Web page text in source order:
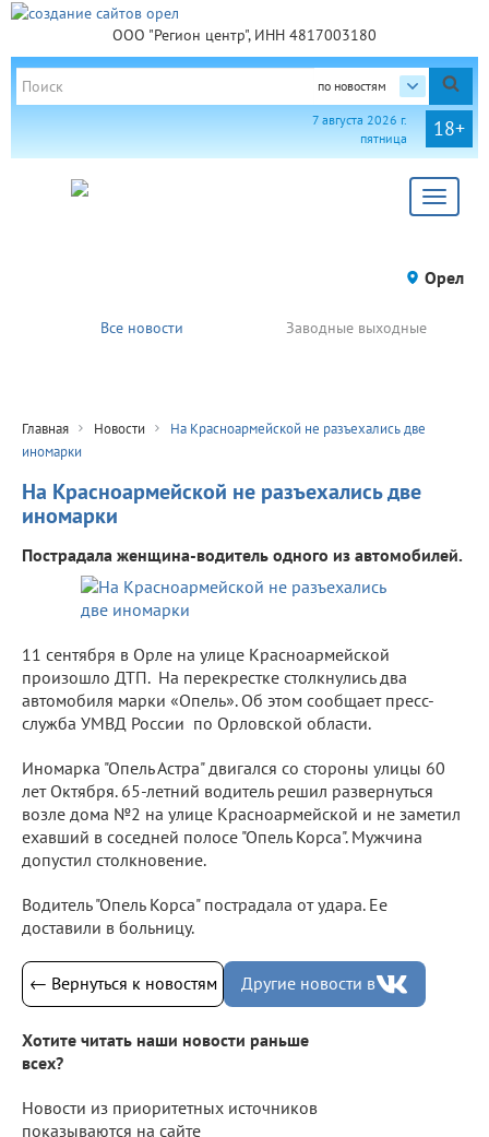
ООО "Регион центр", ИНН 4817003180
по новостям
18+
7 августа 2026 г.
пятница
Toggle
Орел
Все новости Заводные выходные
Главная Новости
На Красноармейской не разъехались две
иномарки
На Красноармейской не разъехались две
иномарки
Пострадала женщина-водитель одного из автомобилей.
11 сентября в Орле на улице Красноармейской
произошло ДТП. На перекрестке столкнулись два
автомобиля марки «Опель». Об этом сообщает пресс-
служба УМВД России по Орловской области.
Иномарка "Опель Астра" двигался со стороны улицы 60
лет Октября. 65-летний водитель решил развернуться
возле дома №2 на улице Красноармейской и не заметил
ехавший в соседней полосе "Опель Корса". Мужчина
допустил столкновение.
Водитель "Опель Корса" пострадала от удара. Ее
доставили в больницу.
← Вернуться к новостям Другие новости в
Хотите читать наши новости раньше
всех?
Новости из приоритетных источников
показываются на сайте